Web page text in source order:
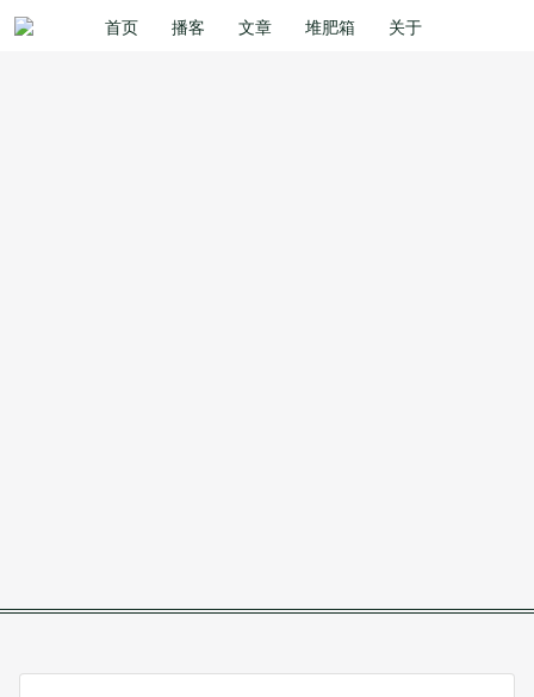
首页 播客 文章 堆肥箱 关于